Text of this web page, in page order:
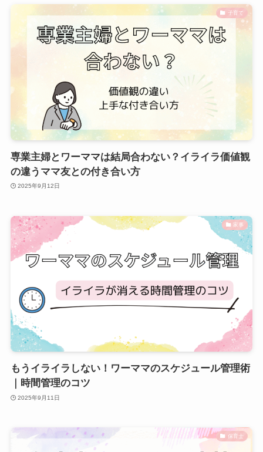
子育て
専業主婦とワーママは結局合わない？イライラ価値観
の違うママ友との付き合い方
2025年9月12日
家事
もうイライラしない！ワーママのスケジュール管理術
｜時間管理のコツ
2025年9月11日
保育士